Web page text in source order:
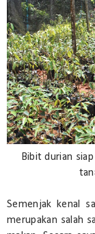
Bibit durian
Semenjak kenal
merupakan salah